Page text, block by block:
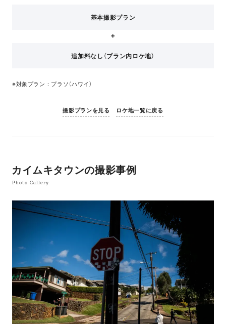
基本撮影プラン
追加料なし（プラン内ロケ地）
※対象プラン：プラソ（ハワイ）
撮影プランを見る ロケ地一覧に戻る
カイムキタウンの撮影事例
Photo Gallery